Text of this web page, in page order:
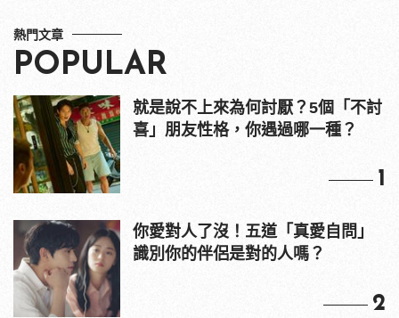
熱門文章
POPULAR
就是說不上來為何討厭？5個「不討
喜」朋友性格，你遇過哪一種？
1
你愛對人了沒！五道「真愛自問」
識別你的伴侶是對的人嗎？
2